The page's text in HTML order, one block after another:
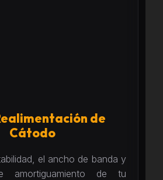
de
Cátodo
el ancho de banda y
de tu